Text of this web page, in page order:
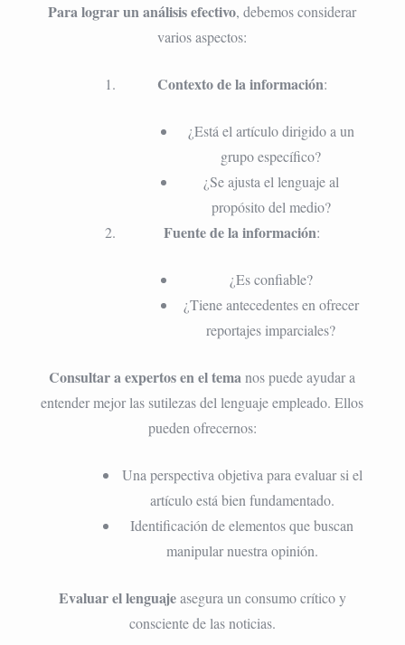
Para lograr un análisis efectivo, debemos considerar
varios aspectos:
Contexto de la información:
¿Está el artículo dirigido a un
grupo específico?
¿Se ajusta el lenguaje al
propósito del medio?
Fuente de la información:
¿Es confiable?
¿Tiene antecedentes en ofrecer
reportajes imparciales?
Consultar a expertos en el temanos puede ayudar a
entender mejor las sutilezas del lenguaje empleado. Ellos
pueden ofrecernos:
Una perspectiva objetiva para evaluar si el
artículo está bien fundamentado.
Identificación de elementos que buscan
manipular nuestra opinión.
Evaluar el lenguajeasegura un consumo crítico y
consciente de las noticias.